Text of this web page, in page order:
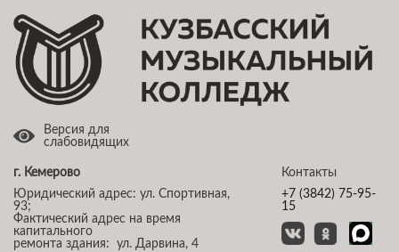
г. Кемерово
Юридический адрес: ул. Спортивная,
93;
Фактический адрес на время
капитального
ремонта здания: ул. Дарвина, 4
Контакты
+7 (3842) 75-95-
15
Версия для
слабовидящих